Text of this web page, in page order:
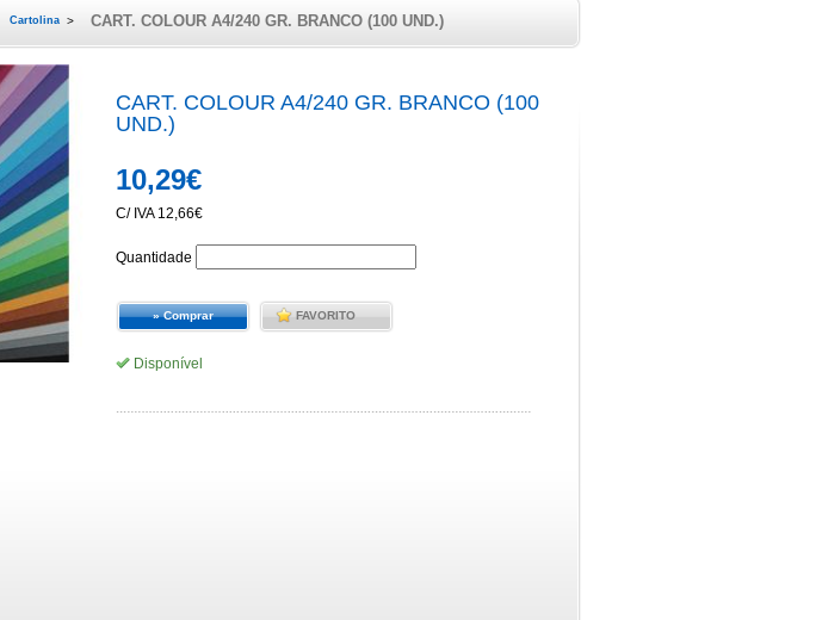
Cartolina > CART. COLOUR A4/240 GR. BRANCO (100 UND.)
CART. COLOUR A4/240 GR. BRANCO (100
UND.)
10,29€
C/ IVA 12,66€
Quantidade
» Comprar FAVORITO
Disponível